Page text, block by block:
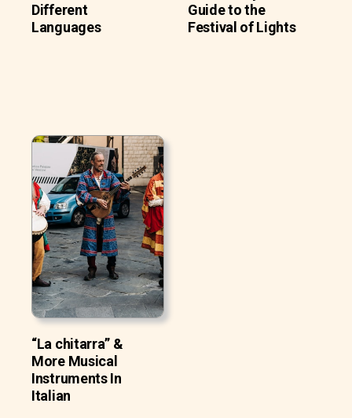
Different
Languages
Guide to the
Festival of Lights
“La chitarra” &
More Musical
Instruments In
Italian